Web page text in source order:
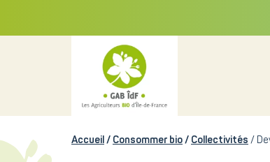
Accueil Consommer bio Collectivités